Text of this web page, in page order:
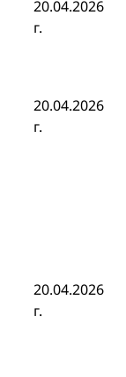
20.04.2026
г.
20.04.2026
г.
20.04.2026
г.